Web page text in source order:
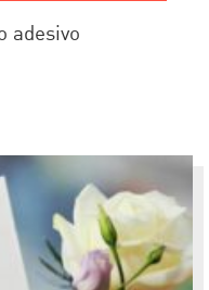
adesivo